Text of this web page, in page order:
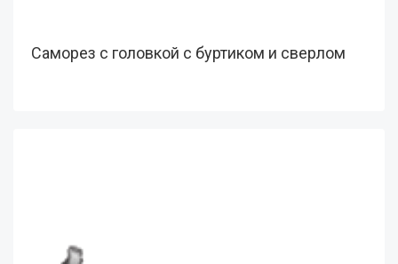
Саморез с головкой с буртиком и сверлом